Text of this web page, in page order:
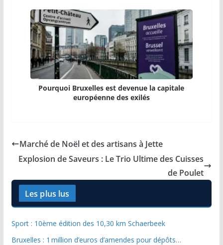
Pourquoi Bruxelles est devenue la capitale
européenne des exilés
Marché de Noël et des artisans à Jette
Explosion de Saveurs : Le Trio Ultime des Cuisses
de Poulet
Les plus lus
Sport : 10ème édition des 10,30 km Schaerbeek
Bruxelles : 1 million d’euros d’amendes pour dépôts…